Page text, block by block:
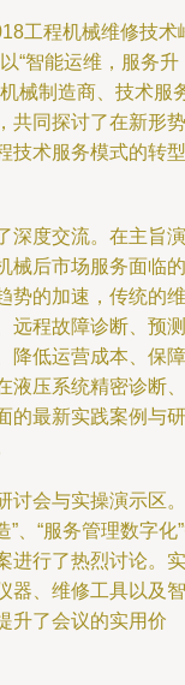
工程机械维修技术
“智能运维，服务升
械制造商、技术服
共同探讨了在新形势
技术服务模式的转型
深度交流。在主旨演
械后市场服务面临的
势的加速，传统的维
远程故障诊断、预测
降低运营成本、保障
液压系统精密诊断、
的最新实践案例与研
讨会与实操演示区。
、“服务管理数字化
进行了热烈讨论。实
器、维修工具以及智
升了会议的实用价